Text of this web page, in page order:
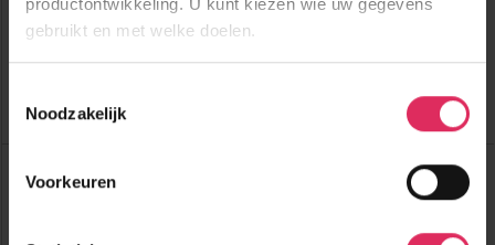
productontwikkeling. U kunt kiezen wie uw gegevens
gebruikt en met welke doelen.
Informatie verzamelen over uw geografische
Uw apparaat identificeren door het actief te
scannen op specifieke eigenschappen (fingerprinting)
Noodzakelijk
Voorkeuren
723
( bij 4 personen )
700m tot skilift
0m tot piste
8
Oostenrijk